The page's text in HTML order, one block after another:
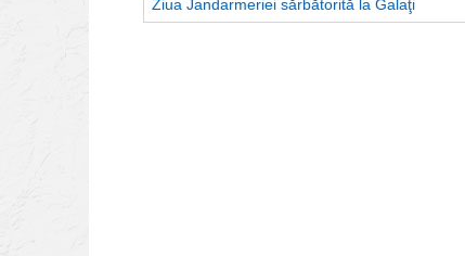
Ziua Jandarmeriei sărbătorită la Galaţi